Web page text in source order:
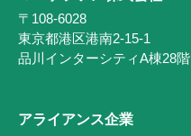
〒108-6028
東京都港区港南2-15-1
品川インターシティA棟28階
アライアンス企業